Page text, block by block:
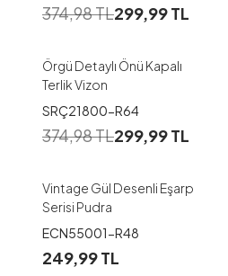
374,98TL299,99TL
37 38 39 40
Örgü Detaylı Önü Kapalı
Terlik Vizon
SRÇ21800-R64
374,98TL299,99TL
Vintage Gül Desenli Eşarp
Serisi Pudra
ECN55001-R48
249,99TL